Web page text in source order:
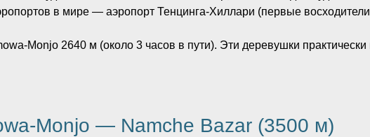
в мире — аэропорт Тенцинга-Хиллари (первые
Monjo 2640 м (около 3 часов в пути). Эти деревушки практически
Monjo — Namche Bazar (3500 м)